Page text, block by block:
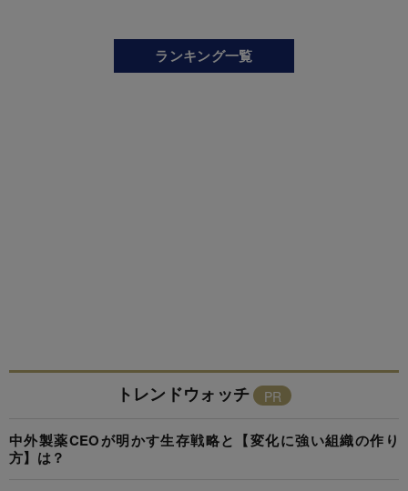
ランキング一覧
トレンドウォッチ
中外製薬CEOが明かす生存戦略と【変化に強い組織の作り
方】は？